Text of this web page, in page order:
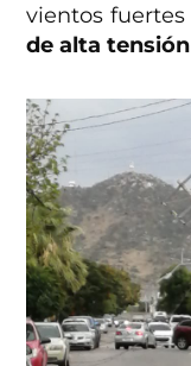
vientos fuertes
de alta tensión